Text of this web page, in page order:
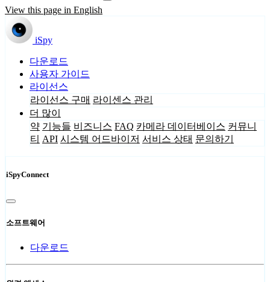
View this page in English
iSpy
다운로드
사용자 가이드
라이선스
라이선스 구매 라이센스 관리
더 많이
약 기능들 비즈니스 FAQ 카메라 데이터베이스 커뮤니
티 API 시스템 어드바이저 서비스 상태 문의하기
iSpyConnect
소프트웨어
다운로드